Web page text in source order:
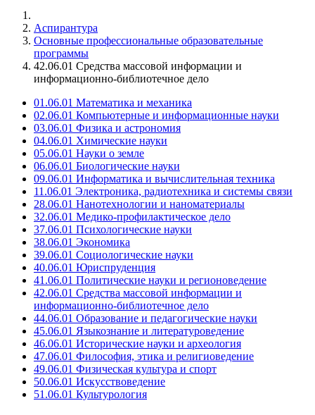
Аспирантура
Основные профессиональные образовательные
программы
42.06.01 Средства массовой информации и
информационно-библиотечное дело
01.06.01 Математика и механика
02.06.01 Компьютерные и информационные науки
03.06.01 Физика и астрономия
04.06.01 Химические науки
05.06.01 Науки о земле
06.06.01 Биологические науки
09.06.01 Информатика и вычислительная техника
11.06.01 Электроника, радиотехника и системы связи
28.06.01 Нанотехнологии и наноматериалы
32.06.01 Медико-профилактическое дело
37.06.01 Психологические науки
38.06.01 Экономика
39.06.01 Социологические науки
40.06.01 Юриспруденция
41.06.01 Политические науки и регионоведение
42.06.01 Средства массовой информации и
информационно-библиотечное дело
44.06.01 Образование и педагогические науки
45.06.01 Языкознание и литературоведение
46.06.01 Исторические науки и археология
47.06.01 Философия, этика и религиоведение
49.06.01 Физическая культура и спорт
50.06.01 Искусствоведение
51.06.01 Культурология